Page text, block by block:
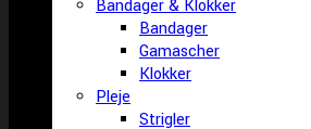
Bandager & Klokker
Bandager
Gamascher
Klokker
Pleje
Strigler